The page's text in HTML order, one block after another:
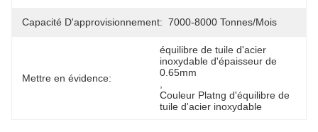
Capacité D'approvisionnement: 7000-8000 Tonnes/mois
Mettre en évidence:
équilibre de tuile d'acier
inoxydable d'épaisseur de
0.65mm
Couleur Platng d'équilibre de
tuile d'acier inoxydable